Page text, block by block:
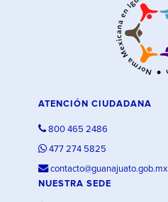
ATENCIÓN CIUDADANA
800 465 2486
477 274 5825
contacto@guanajuato.gob.mx
NUESTRA SEDE